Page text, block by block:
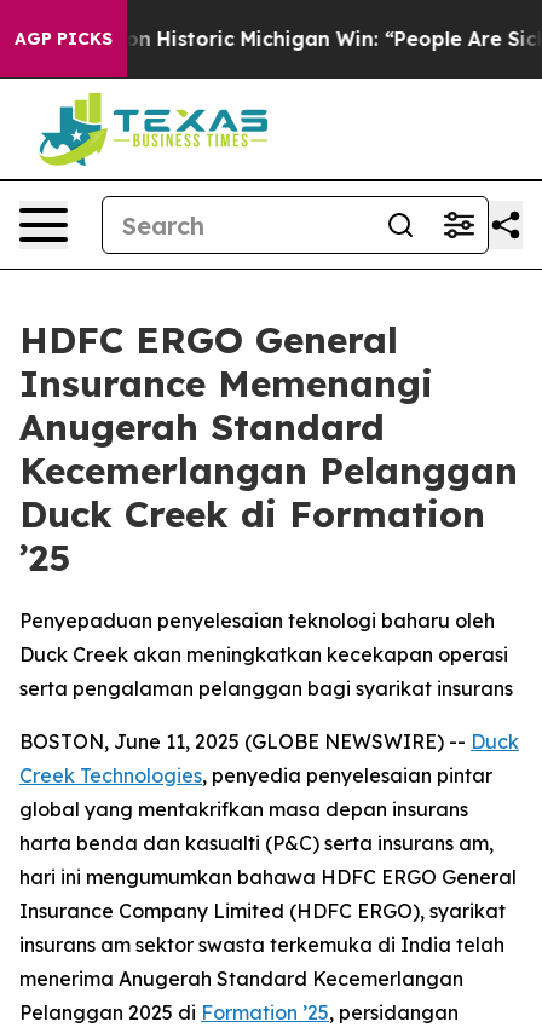
AGP PICKS
on Historic Michigan Win: “People Are Sick and
HDFC ERGO General
Insurance Memenangi
Anugerah Standard
Kecemerlangan Pelanggan
Duck Creek di Formation
’25
Penyepaduan penyelesaian teknologi baharu oleh
Duck Creek akan meningkatkan kecekapan operasi
serta pengalaman pelanggan bagi syarikat insurans
BOSTON, June 11, 2025 (GLOBE NEWSWIRE) -- Duck
Creek Technologies, penyedia penyelesaian pintar
global yang mentakrifkan masa depan insurans
harta benda dan kasualti (P&C) serta insurans am,
hari ini mengumumkan bahawa HDFC ERGO General
Insurance Company Limited (HDFC ERGO), syarikat
insurans am sektor swasta terkemuka di India telah
menerima Anugerah Standard Kecemerlangan
Pelanggan 2025 di Formation ’25, persidangan